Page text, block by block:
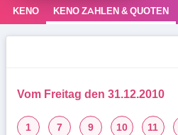
KENO KENO ZAHLEN & QUOTEN
REGELN
Vom Freitag den 31.12.2010
1 7 9 10 11